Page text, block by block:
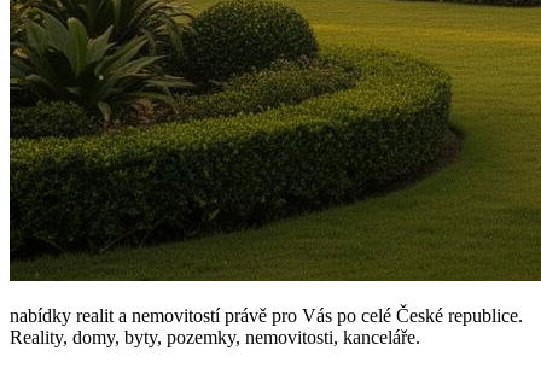
nabídky realit a nemovitostí právě pro Vás po celé České republice.
Reality, domy, byty, pozemky, nemovitosti, kanceláře.